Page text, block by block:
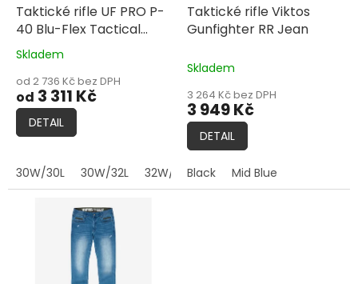
dTaktické rifle UF PRO P-
40 Blu-Flex Tactical
Jeans
Průměrné
produktu
je
5,0
z
hvězdiček.
Skladem
od 2 736 Kč bez DPH
od 3 311 Kč
DETAIL
30W/30L 30W/32L 32W/30L 32W/34L 33W/34L
Taktické rifle Viktos
Gunfighter RR Jean
Skladem
3 264 Kč bez DPH
3 949 Kč
DETAIL
Black Mid Blue